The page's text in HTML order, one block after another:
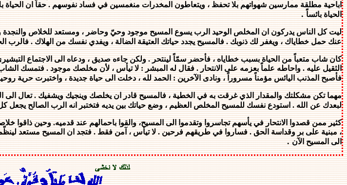
اباحية مطلقة ممارسين شهواتهم بلا تحفظ ، ويتعاطون المخدرات منغمسين في فساد نفوسهم . حقاً ان
الحياة بائساً.
ليت كل الناس يدركون ان المخلص الوحيد الرب يسوع المسيح موجود وحيّ وحاضر ، ومستعد للخلاص
عنك حمل خطاياك ، ويغفر لك ذنوبك . فالمسيح يجدد حياتك العتيقة الضالة ، ويفدي نفسك من الهلاك . فالرب
كان شاب متعباً من الحياة بسبب خطاياه ، فأحضر سمّاً لينتحر . ولكن جاءه صديق ، ودعاه الى الاجتماع
الثقيل عليه . واحاطه علماً بعزمه على الانتحار . فقال له المبشر : لا تيأس ، لأن مخلصك موجود . فتمسك
فأصبح المذنب اليائس مؤمناً مسروراً ، ونادى الآخرين : الحمد لله ، دخلت الى حياة جديدة ، واختبرت حرية
مهما تكن مشكلتك والمقدار الذي غرقت به في الخطية ، فالمسيح قادر ان يخلصك وينجيك ويشفيك . تعال
لبعدك عن الله . استودع نفسك للمسيح المخلص العظيم ، وضع حياتك بين يديه فتختبر انه الرب الصالح يجعل
كثير ممن قصدوا الانتحار في يأسهم تجاسروا وتقدموا الى المسيح، والقوا باحمالهم عند قدميه. وحين ذاقوا
، مبنية على بر وقداسة الحق . فساروا في طريقهم فرحين . لا تيأس ، آمن فقط . فتجد ان المسيح مستعد
الى المسيح الآن.